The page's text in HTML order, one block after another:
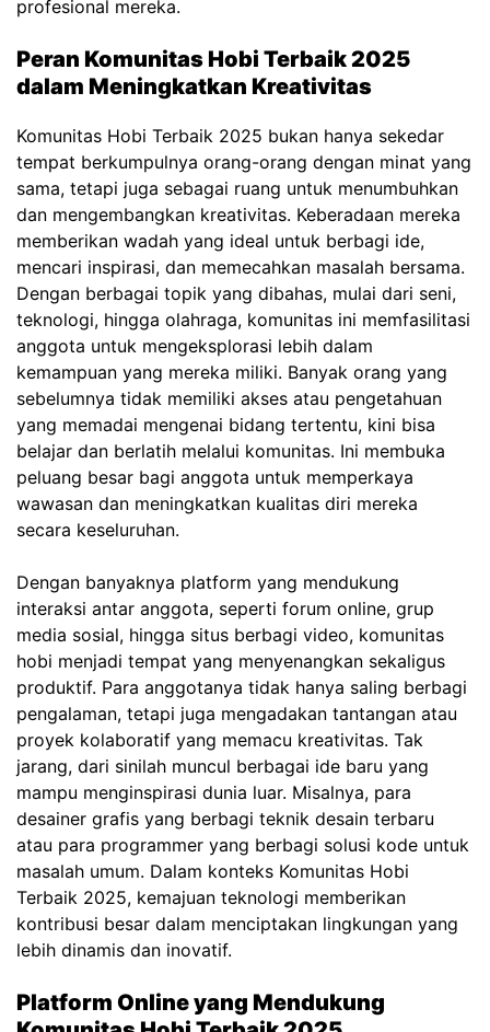
profesional mereka.
Peran Komunitas Hobi Terbaik 2025
dalam Meningkatkan Kreativitas
Komunitas Hobi Terbaik 2025 bukan hanya sekedar
tempat berkumpulnya orang-orang dengan minat yang
sama, tetapi juga sebagai ruang untuk menumbuhkan
dan mengembangkan kreativitas. Keberadaan mereka
memberikan wadah yang ideal untuk berbagi ide,
mencari inspirasi, dan memecahkan masalah bersama.
Dengan berbagai topik yang dibahas, mulai dari seni,
teknologi, hingga olahraga, komunitas ini memfasilitasi
anggota untuk mengeksplorasi lebih dalam
kemampuan yang mereka miliki. Banyak orang yang
sebelumnya tidak memiliki akses atau pengetahuan
yang memadai mengenai bidang tertentu, kini bisa
belajar dan berlatih melalui komunitas. Ini membuka
peluang besar bagi anggota untuk memperkaya
wawasan dan meningkatkan kualitas diri mereka
secara keseluruhan.
Dengan banyaknya platform yang mendukung
interaksi antar anggota, seperti forum online, grup
media sosial, hingga situs berbagi video, komunitas
hobi menjadi tempat yang menyenangkan sekaligus
produktif. Para anggotanya tidak hanya saling berbagi
pengalaman, tetapi juga mengadakan tantangan atau
proyek kolaboratif yang memacu kreativitas. Tak
jarang, dari sinilah muncul berbagai ide baru yang
mampu menginspirasi dunia luar. Misalnya, para
desainer grafis yang berbagi teknik desain terbaru
atau para programmer yang berbagi solusi kode untuk
masalah umum. Dalam konteks Komunitas Hobi
Terbaik 2025, kemajuan teknologi memberikan
kontribusi besar dalam menciptakan lingkungan yang
lebih dinamis dan inovatif.
Platform Online yang Mendukung